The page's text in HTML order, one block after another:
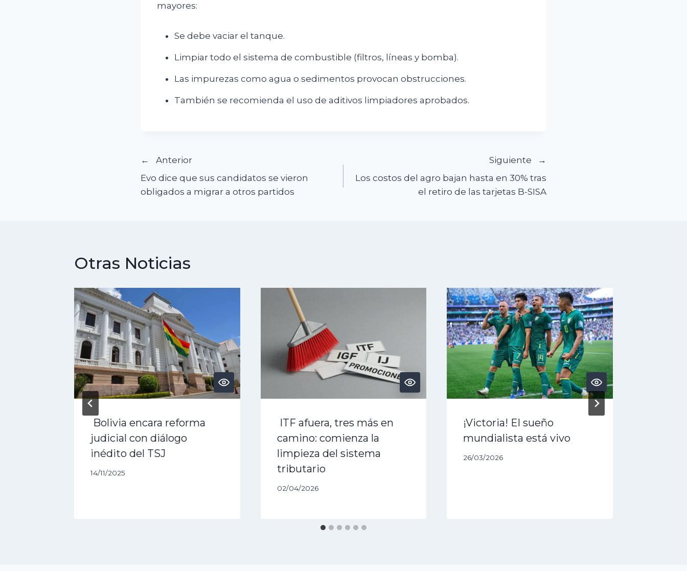
mayores:
Se debe vaciar el tanque.
Limpiar todo el sistema de combustible (filtros, líneas y bomba).
Las impurezas como agua o sedimentos provocan obstrucciones.
También se recomienda el uso de aditivos limpiadores aprobados.
Navegación
de
Anterior
Evo dice que sus candidatos se vieron
obligados a migrar a otros partidos
Siguiente
Los costos del agro bajan hasta en 30% tras
el retiro de las tarjetas B-SISA
Otras Noticias
Bolivia encara reforma
judicial con diálogo
inédito del TSJ
14/11/2025
ITF afuera, tres más en
camino: comienza la
limpieza del sistema
tributario
02/04/2026
¡Victoria! El sueño
mundialista está vivo
26/03/2026